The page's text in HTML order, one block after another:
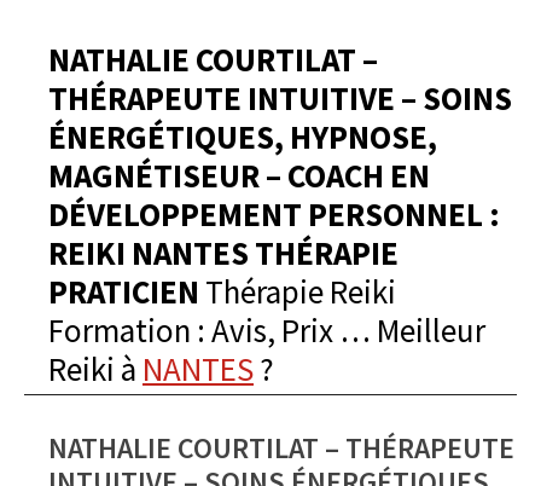
NATHALIE COURTILAT –
THÉRAPEUTE INTUITIVE – SOINS
ÉNERGÉTIQUES, HYPNOSE,
MAGNÉTISEUR – COACH EN
DÉVELOPPEMENT PERSONNEL :
REIKI NANTES THÉRAPIE
PRATICIEN Thérapie Reiki
Formation : Avis, Prix … Meilleur
Reiki à NANTES?
NATHALIE COURTILAT – THÉRAPEUTE